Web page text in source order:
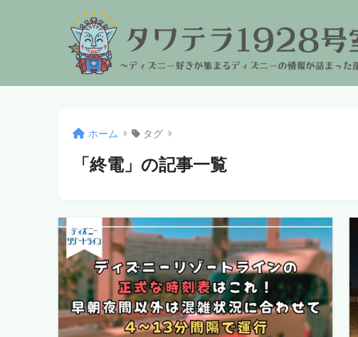
ホーム タグ
「終電」の記事一覧